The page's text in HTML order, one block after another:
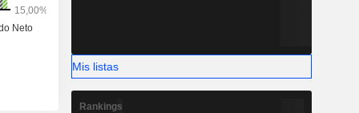
Mis listas
Rankings